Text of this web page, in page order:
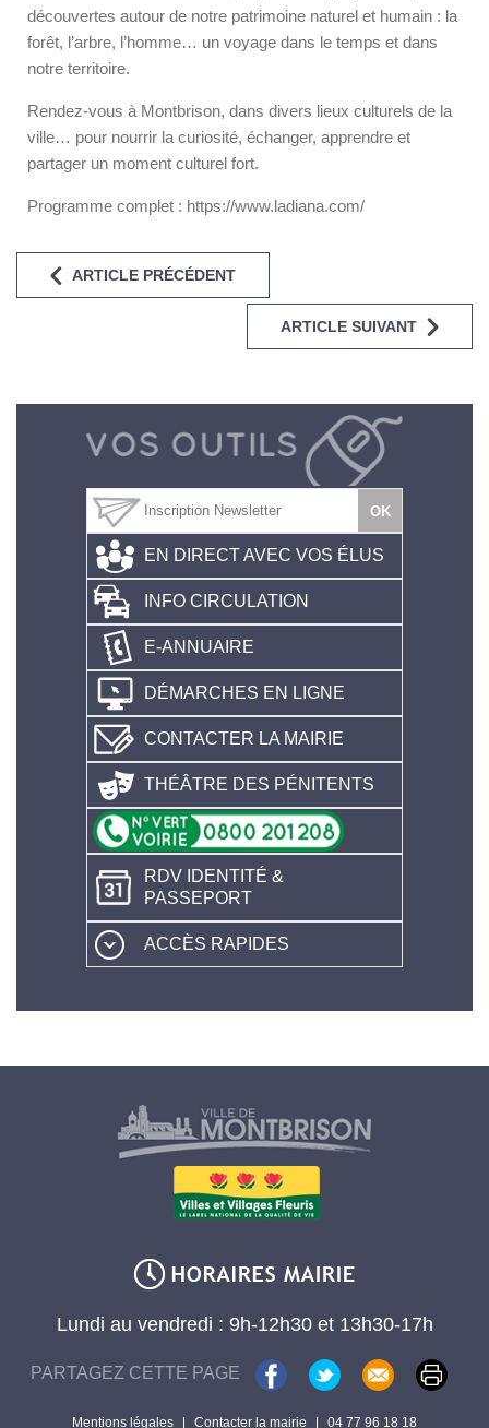
découvertes autour de notre patrimoine naturel et humain : la
forêt, l’arbre, l’homme… un voyage dans le temps et dans
notre territoire.
Rendez-vous à Montbrison, dans divers lieux culturels de la
ville… pour nourrir la curiosité, échanger, apprendre et
partager un moment culturel fort.
Programme complet : https://www.ladiana.com/
ARTICLE PRÉCÉDENT
ARTICLE SUIVANT
EN DIRECT AVEC VOS ÉLUS
INFO CIRCULATION
E-ANNUAIRE
DÉMARCHES EN LIGNE
CONTACTER LA MAIRIE
THÉÂTRE DES PÉNITENTS
RDV IDENTITÉ &
PASSEPORT
ACCÈS RAPIDES
Lundi au vendredi : 9h-12h30 et 13h30-17h
PARTAGEZ CETTE PAGE
Mentions légales | Contacter la mairie | 04 77 96 18 18